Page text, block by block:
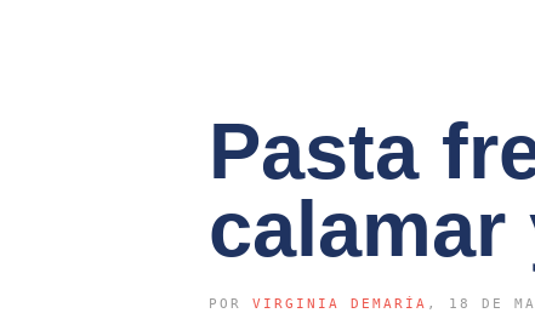
Pasta
POR VIRGINIA DEMARÍA , 18 DE